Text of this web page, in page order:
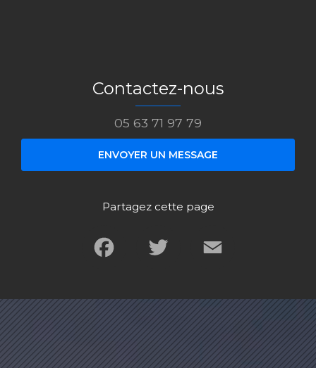
Contactez-nous
05 63 71 97 79
ENVOYER UN MESSAGE
Partagez cette page